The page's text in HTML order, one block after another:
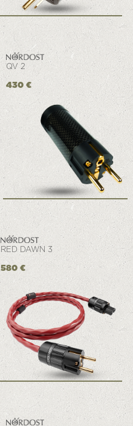
QV 2
430 €
RED DAWN 3
580 €